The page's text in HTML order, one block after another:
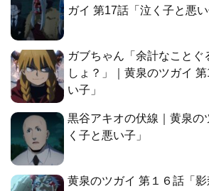
ガイ 第17話「泣く子と悪い
ガブちゃん「余計なことぐ
しょ？」｜黄泉のツガイ
い子」
黒谷アキオの伏線｜黄泉の
く子と悪い子」
黄泉のツガイ 第１６話「